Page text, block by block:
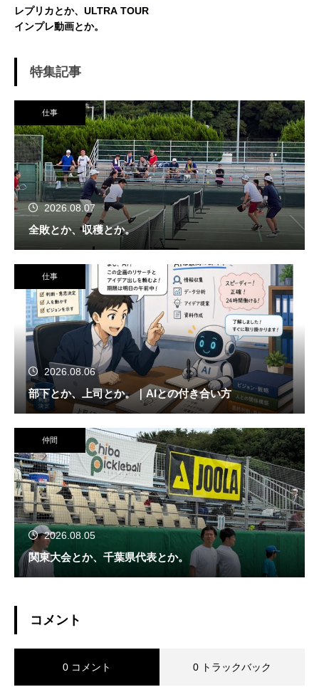
レプリカとか、ULTRA TOUR
インプレ動画とか。
特集記事
仕事
2026.08.07
全敗とか、収穫とか。
仕事
2026.08.06
部下とか、上司とか。｜AIとの付き合い方
仲間
2026.08.05
関東大会とか、千葉県代表とか。
コメント
0 コメント 0 トラックバック